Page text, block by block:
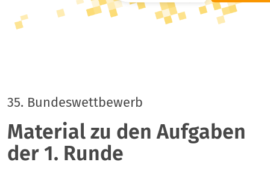
35. Bundeswettbewerb
Material zu den Aufgaben
der 1. Runde